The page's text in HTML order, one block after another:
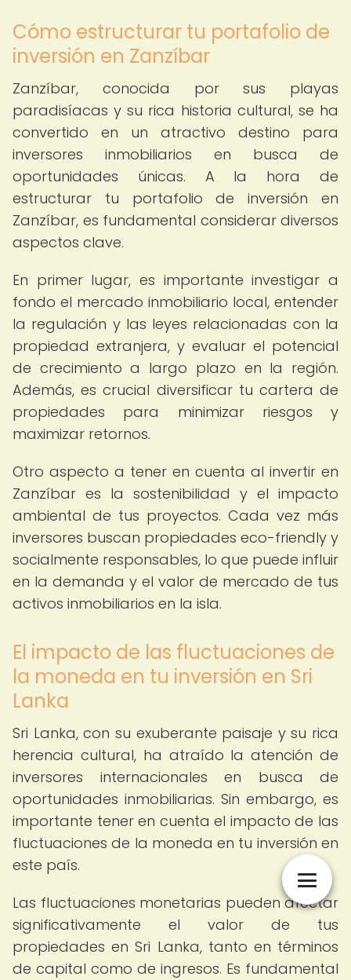
Cómo estructurar tu portafolio de
inversión en Zanzíbar
Zanzíbar, conocida por sus playas
paradisíacas y su rica historia cultural, se ha
convertido en un atractivo destino para
inversores inmobiliarios en busca de
oportunidades únicas. A la hora de
estructurar tu portafolio de inversión en
Zanzíbar, es fundamental considerar diversos
aspectos clave.
En primer lugar, es importante investigar a
fondo el mercado inmobiliario local, entender
la regulación y las leyes relacionadas con la
propiedad extranjera, y evaluar el potencial
de crecimiento a largo plazo en la región.
Además, es crucial diversificar tu cartera de
propiedades para minimizar riesgos y
maximizar retornos.
Otro aspecto a tener en cuenta al invertir en
Zanzíbar es la sostenibilidad y el impacto
ambiental de tus proyectos. Cada vez más
inversores buscan propiedades eco-friendly y
socialmente responsables, lo que puede influir
en la demanda y el valor de mercado de tus
activos inmobiliarios en la isla.
El impacto de las fluctuaciones de
la moneda en tu inversión en Sri
Lanka
Sri Lanka, con su exuberante paisaje y su rica
herencia cultural, ha atraído la atención de
inversores internacionales en busca de
oportunidades inmobiliarias. Sin embargo, es
importante tener en cuenta el impacto de las
fluctuaciones de la moneda en tu inversión en
este país.
Las fluctuaciones monetarias pueden afectar
significativamente el valor de tus
propiedades en Sri Lanka, tanto en términos
de capital como de ingresos. Es fundamental